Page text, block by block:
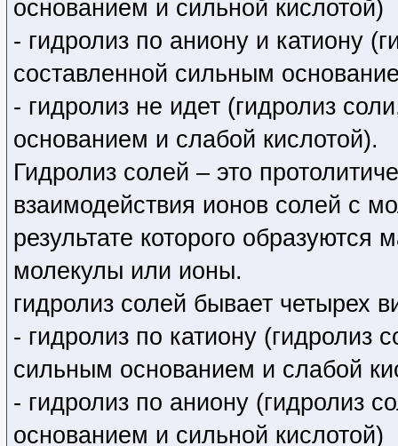
- гидролиз по аниону и катиону
составленной сильным
- гидролиз не идет (гидролиз
основанием и слабой кислотой).
Гидролиз солей – это
взаимодействия ионов солей с
результате которого
молекулы или ионы.
гидролиз солей бывает четырех
- гидролиз по катиону (гидролиз
сильным основанием и слабой
- гидролиз по аниону (гидролиз
основанием и сильной кислотой)